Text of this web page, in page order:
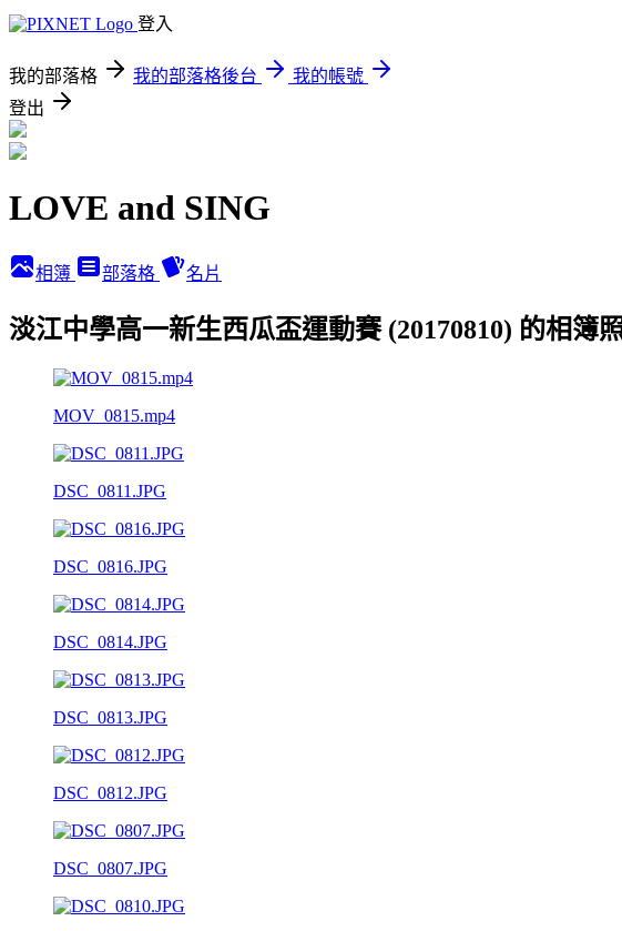
登入
我的部落格 我的部落格後台
我的帳號
登出
LOVE and SING
相簿 部落格 名片
淡江中學高一新生西瓜盃運動賽 (20170810) 的相簿
MOV_0815.mp4
DSC_0811.JPG
DSC_0816.JPG
DSC_0814.JPG
DSC_0813.JPG
DSC_0812.JPG
DSC_0807.JPG